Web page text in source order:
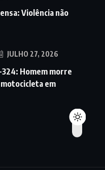
Violência não
JULHO 27, 2026
324: Homem morre
em